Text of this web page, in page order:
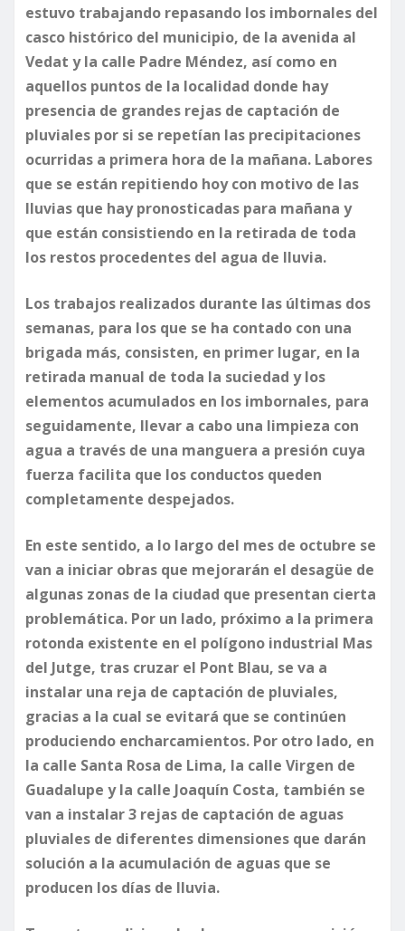
estuvo trabajando repasando los imbornales del
casco histórico del municipio, de la avenida al
Vedat y la calle Padre Méndez, así como en
aquellos puntos de la localidad donde hay
presencia de grandes rejas de captación de
pluviales por si se repetían las precipitaciones
ocurridas a primera hora de la mañana. Labores
que se están repitiendo hoy con motivo de las
lluvias que hay pronosticadas para mañana y
que están consistiendo en la retirada de toda
los restos procedentes del agua de lluvia.
Los trabajos realizados durante las últimas dos
semanas, para los que se ha contado con una
brigada más, consisten, en primer lugar, en la
retirada manual de toda la suciedad y los
elementos acumulados en los imbornales, para
seguidamente, llevar a cabo una limpieza con
agua a través de una manguera a presión cuya
fuerza facilita que los conductos queden
completamente despejados.
En este sentido, a lo largo del mes de octubre se
van a iniciar obras que mejorarán el desagüe de
algunas zonas de la ciudad que presentan cierta
problemática. Por un lado, próximo a la primera
rotonda existente en el polígono industrial Mas
del Jutge, tras cruzar el Pont Blau, se va a
instalar una reja de captación de pluviales,
gracias a la cual se evitará que se continúen
produciendo encharcamientos. Por otro lado, en
la calle Santa Rosa de Lima, la calle Virgen de
Guadalupe y la calle Joaquín Costa, también se
van a instalar 3 rejas de captación de aguas
pluviales de diferentes dimensiones que darán
solución a la acumulación de aguas que se
producen los días de lluvia.